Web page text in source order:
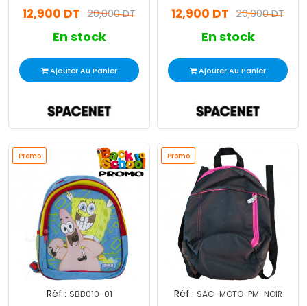
20,000 DT
12,900 DT
En stock
Ajouter Au Panier
20,000 DT
12,900 DT
En stock
Ajouter Au Panier
Promo
Réf : SBB010-01
Promo
Réf : SAC-MOTO-PM-NOIR